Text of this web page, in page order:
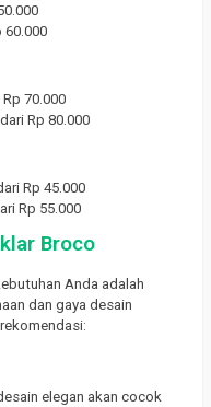
60.000
70.000
Rp 80.000
Rp 45.000
Rp 55.000
Broco
Anda adalah
dan gaya desain
elegan akan cocok